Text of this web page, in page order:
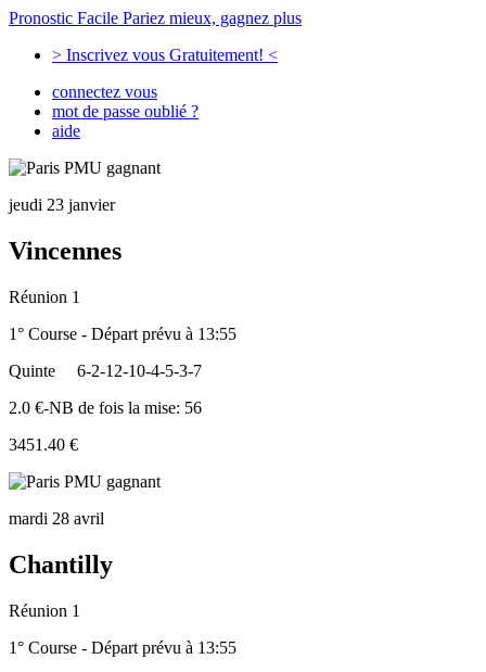
Pronostic Facile Pariez mieux, gagnez plus
> Inscrivez vous Gratuitement! <
connectez vous
mot de passe oublié ?
aide
jeudi 23 janvier
Vincennes
Réunion 1
1° Course - Départ prévu à 13:55
Quinte
6-2-12-10-4-5-3-7
2.0 €-NB de fois la mise: 56
3451.40 €
mardi 28 avril
Chantilly
Réunion 1
1° Course - Départ prévu à 13:55